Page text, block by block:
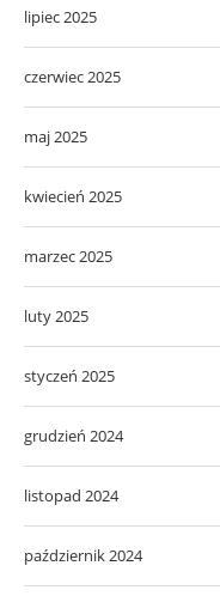
lipiec 2025
czerwiec 2025
maj 2025
kwiecień 2025
marzec 2025
luty 2025
styczeń 2025
grudzień 2024
listopad 2024
październik 2024